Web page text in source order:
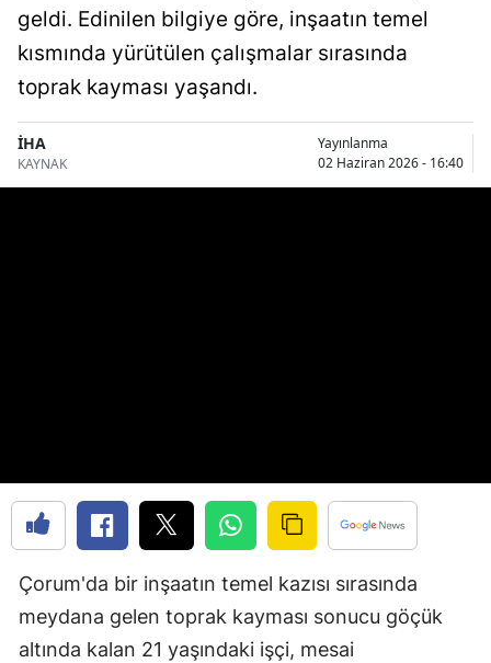
Bitlis
Bolu
Bursa
Çanakkale
Erzincan
Erzurum
Eskişehir
Gaziantep
geldi. Edinilen bilgiye göre, inşaatın temel
kısmında yürütülen çalışmalar sırasında
toprak kayması yaşandı.
İHA
KAYNAK
Yayınlanma
02 Haziran 2026 - 16:40
Çorum'da bir inşaatın temel kazısı sırasında
meydana gelen toprak kayması sonucu göçük
altında kalan 21 yaşındaki işçi, mesai